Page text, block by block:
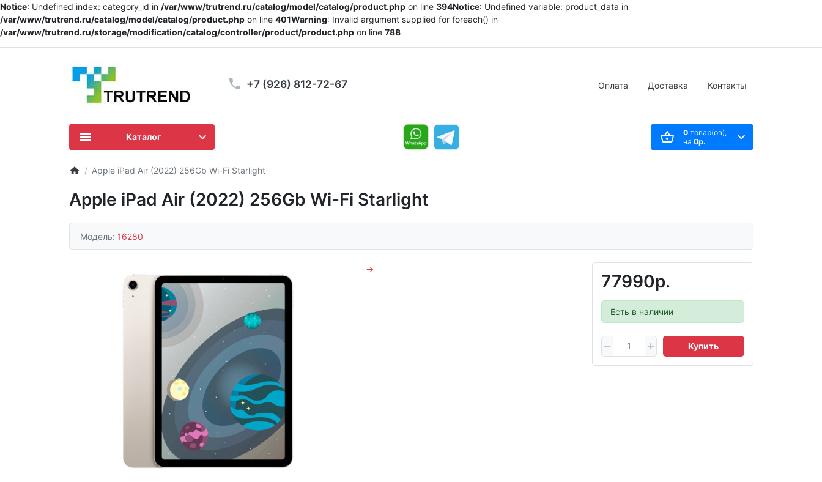
Notice: Undefined index: category_id in /var/www/trutrend.ru/catalog/model/catalog/product.php on line 394Notice: Undefined variable: product_data in
/var/www/trutrend.ru/catalog/model/catalog/product.php on line 401Warning: Invalid argument supplied for foreach() in
/var/www/trutrend.ru/storage/modification/catalog/controller/product/product.php on line 788
+7 (926) 812-72-67 Оплата Доставка Контакты
0товар(ов),
на 0р.
Каталог
Apple iPad Air (2022) 256Gb Wi-Fi Starlight
Apple iPad Air (2022) 256Gb Wi-Fi Starlight
Модель: 16280
77990р.
Есть в наличии
Купить
→